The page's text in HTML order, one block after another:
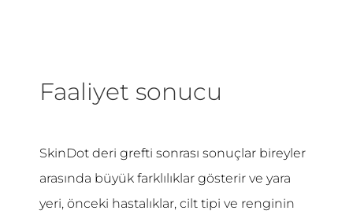
Faaliyet sonucu
SkinDot deri grefti sonrası sonuçlar bireyler
arasında büyük farklılıklar gösterir ve yara
yeri, önceki hastalıklar, cilt tipi ve renginin